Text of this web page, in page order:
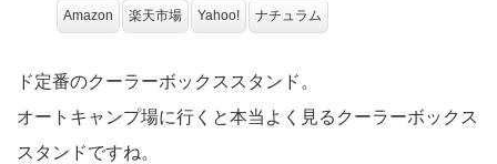
Amazon
楽天市場 Yahoo! ナチュラム
ド定番のクーラーボックススタンド。
オートキャンプ場に行くと本当よく見るクーラーボックス
スタンドですね。